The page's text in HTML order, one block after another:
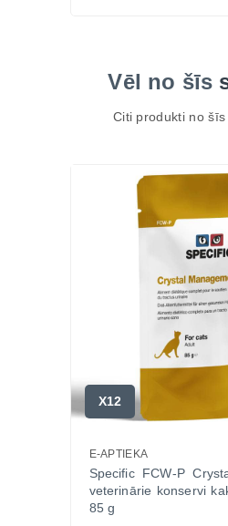
nomierinošu efektu.
Vēl no šīs
Citi produkti no
X12
E-APTIEKA
Specific FCW-P
veterinārie konservi
85 g